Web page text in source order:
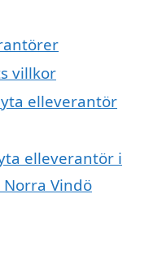
villkor
elleverantör
elleverantör i
Vindö